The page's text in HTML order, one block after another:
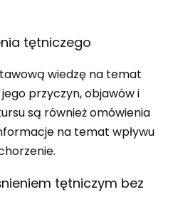
tętniczego
wiedzę na temat
przyczyn, objawów i
są również omówienia
na temat wpływu
tętniczym bez